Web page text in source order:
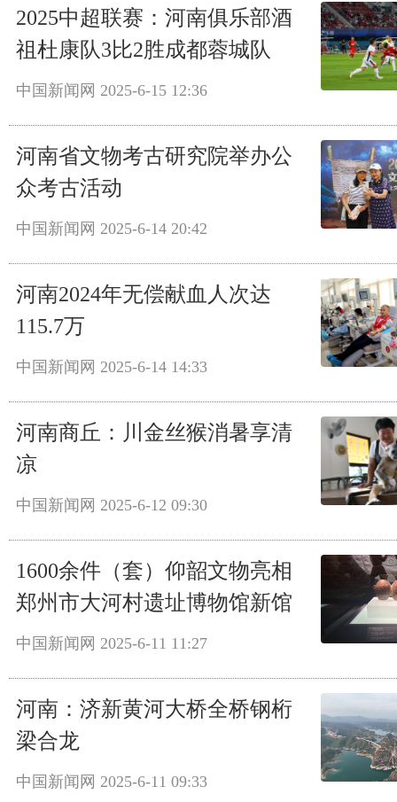
2025中超联赛：河南俱乐部酒
祖杜康队3比2胜成都蓉城队
中国新闻网 2025-6-15 12:36
河南省文物考古研究院举办公
众考古活动
中国新闻网 2025-6-14 20:42
河南2024年无偿献血人次达
115.7万
中国新闻网 2025-6-14 14:33
河南商丘：川金丝猴消暑享清
凉
中国新闻网 2025-6-12 09:30
1600余件（套）仰韶文物亮相
郑州市大河村遗址博物馆新馆
中国新闻网 2025-6-11 11:27
河南：济新黄河大桥全桥钢桁
梁合龙
中国新闻网 2025-6-11 09:33